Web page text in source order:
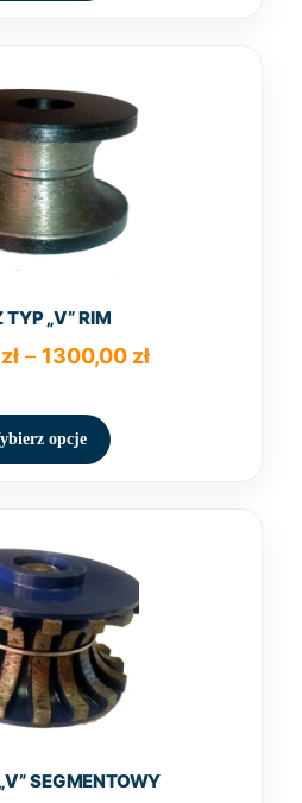
wybrać
na
stronie
TYP „V” RIM
zł – 1300,00 złZakres
opcje
produkt
ma
wybrać
stronie
produktu
SEGMENTOWY